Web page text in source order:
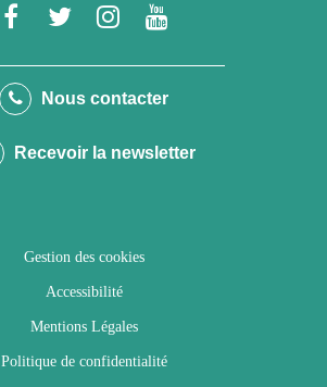
Lien
le
Facebook
Lien
le
Twitter
Lien
le
Instagram
Youtube
Nous contacter
Recevoir la newsletter
Gestion des cookies
Accessibilité
Mentions Légales
Politique de confidentialité